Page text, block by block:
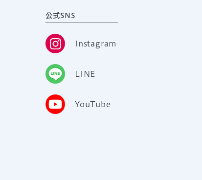
公式SNS
Instagram
LINE
YouTube